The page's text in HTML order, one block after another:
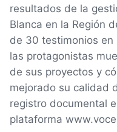
resultados de la
Blanca en la Región
de 30 testimonios en
las protagonistas
de sus proyectos y
mejorado su calidad
registro documental
plataforma